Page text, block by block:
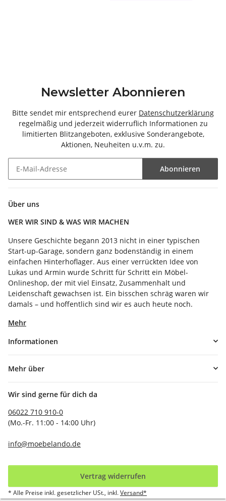
Newsletter Abonnieren
Bitte sendet mir entsprechend eurer Datenschutzerklärung
regelmäßig und jederzeit widerruflich Informationen zu
limitierten Blitzangeboten, exklusive Sonderangebote,
Aktionen, Neuheiten u.v.m. zu.
Abonnieren
Über uns
WER WIR SIND & WAS WIR MACHEN
Unsere Geschichte begann 2013 nicht in einer typischen
Start-up-Garage, sondern ganz bodenständig in einem
einfachen Hinterhoflager. Aus einer verrückten Idee von
Lukas und Armin wurde Schritt für Schritt ein Möbel-
Onlineshop, der mit viel Einsatz, Zusammenhalt und
Leidenschaft gewachsen ist. Ein bisschen schräg waren wir
damals – und hoffentlich sind wir es auch heute noch.
Mehr
Informationen
Mehr über
Wir sind gerne für dich da
06022 710 910-0
(Mo.-Fr. 11:00 - 14:00 Uhr)
info@moebelando.de
Vertrag widerrufen
* Alle Preise inkl. gesetzlicher USt., inkl.Versand*